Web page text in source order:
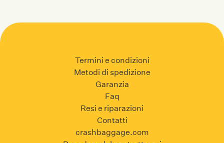
Termini e condizioni
Metodi di spedizione
Garanzia
Faq
Resi e riparazioni
Contatti
crashbaggage.com